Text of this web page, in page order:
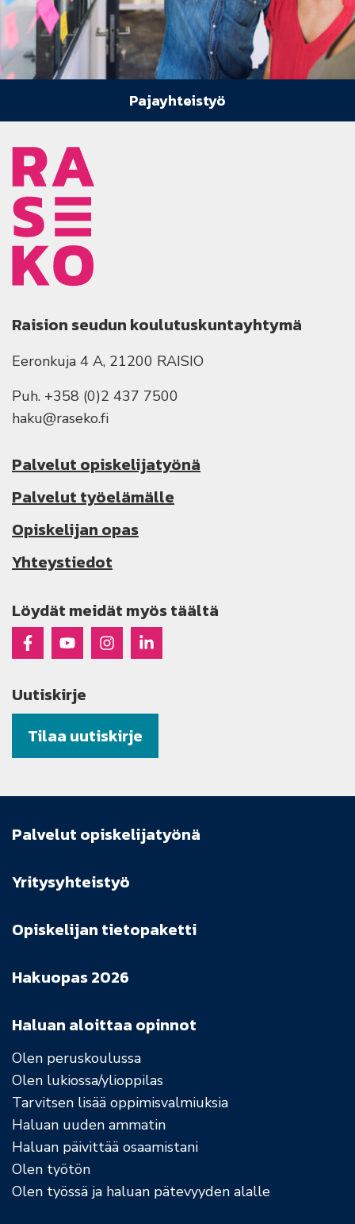
Pajayhteistyö
Raision seudun koulutuskuntayhtymä
Eeronkuja 4 A, 21200 RAISIO
Puh. +358 (0)2 437 7500
haku@raseko.fi
Palvelut opiskelijatyönä
Palvelut työelämälle
Opiskelijan opas
Yhteystiedot
Löydät meidät myös täältä
Raseko Facebookissa
Raseko Youtubessa
Raseko Instagramissa
Raseko Linkedinissä
Uutiskirje
Tilaa uutiskirje
Haluan aloittaa opinnot
Olen peruskoulussa
Olen lukiossa/ylioppilas
Tarvitsen lisää oppimisvalmiuksia
Haluan uuden ammatin
Haluan päivittää osaamistani
Olen työtön
Olen työssä ja haluan pätevyyden alalle
Palvelut opiskelijatyönä
Yritysyhteistyö
Opiskelijan tietopaketti
Hakuopas 2026